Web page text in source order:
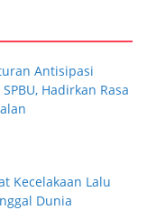
Antisipasi
Hadirkan Rasa
Kecelakaan Lalu
Dunia